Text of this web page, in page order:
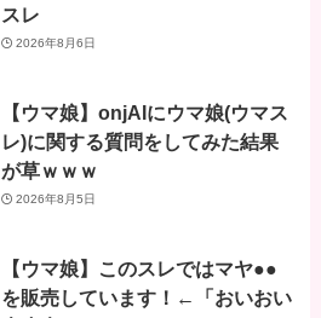
スレ
2026年8月6日
【ウマ娘】onjAIにウマ娘(ウマス
レ)に関する質問をしてみた結果
が草ｗｗｗ
2026年8月5日
【ウマ娘】このスレではマヤ●●
を販売しています！←「おいおい